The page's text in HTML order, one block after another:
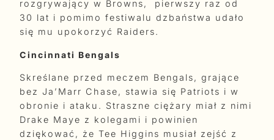
rozgrywający w Browns, pierwszy raz od
30 lat i pomimo festiwalu dzbaństwa udało
się mu upokorzyć Raiders.
Cincinnati Bengals
Skreślane przed meczem Bengals, grające
bez Ja’Marr Chase, stawia się Patriots i w
obronie i ataku. Straszne ciężary miał z nimi
Drake Maye z kolegami i powinien
dziękować, że Tee Higgins musiał zejść z